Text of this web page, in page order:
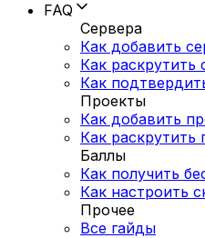
FAQ
Сервера
Как добавить
Как раскрутить
Как
Проекты
Как добавить
Как раскрутить
Баллы
Как получить
Как настроить
Прочее
Все гайды